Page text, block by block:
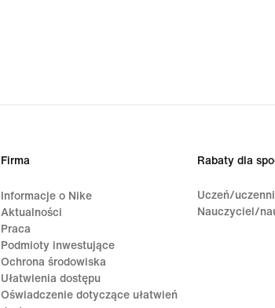
Firma
Informacje o Nike
Aktualności
Praca
Podmioty inwestujące
Ochrona środowiska
Ułatwienia dostępu
Oświadczenie dotyczące ułatwień
Rabaty dla
Uczeń/
Nauczyciel/